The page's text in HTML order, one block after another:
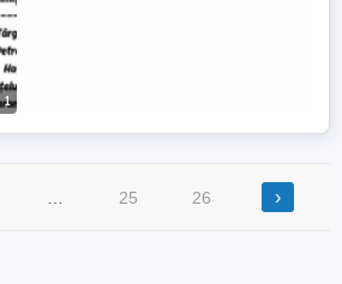
1
25 26 ›